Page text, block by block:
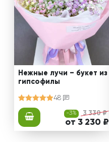
Нежные лучи – букет из
гипсофилы
48
-3% 3 330 ₽
от 3 230 ₽